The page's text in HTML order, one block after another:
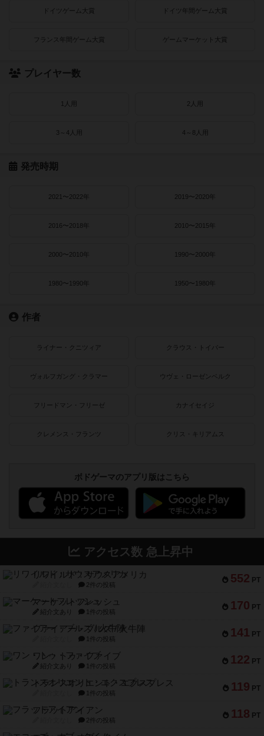
ドイツゲーム大賞 ドイツ年間ゲーム大賞
フランス年間ゲーム大賞 ゲームマーケット大賞
プレイヤー数
1人用 2人用
3～4人用 4～8人用
発売時期
2021〜2022年 2019〜2020年
2016〜2018年 2010〜2015年
2000〜2010年 1990〜2000年
1980〜1990年 1950〜1980年
作者
ライナー・クニツィア クラウス・トイバー
ヴォルフガング・クラマー ウヴェ・ローゼンベルク
フリードマン・フリーゼ カナイセイジ
クレメンス・フランツ クリス・キリアムス
ボドゲーマのアプリ版はこちら
アクセス数 急上昇中
552 PT
リワイルド：サウスアメリカ
2件の投稿
170 PT
マーケットフレッシュ
紹介文あり 1件の投稿
141 PT
ファイアー・ブルズ / 火牛陣
1件の投稿
122 PT
ワン・トゥ・ファイブ
紹介文あり 1件の投稿
119 PT
トランスオリエント・エクスプレス
1件の投稿
118 PT
フラットアイアン
2件の投稿